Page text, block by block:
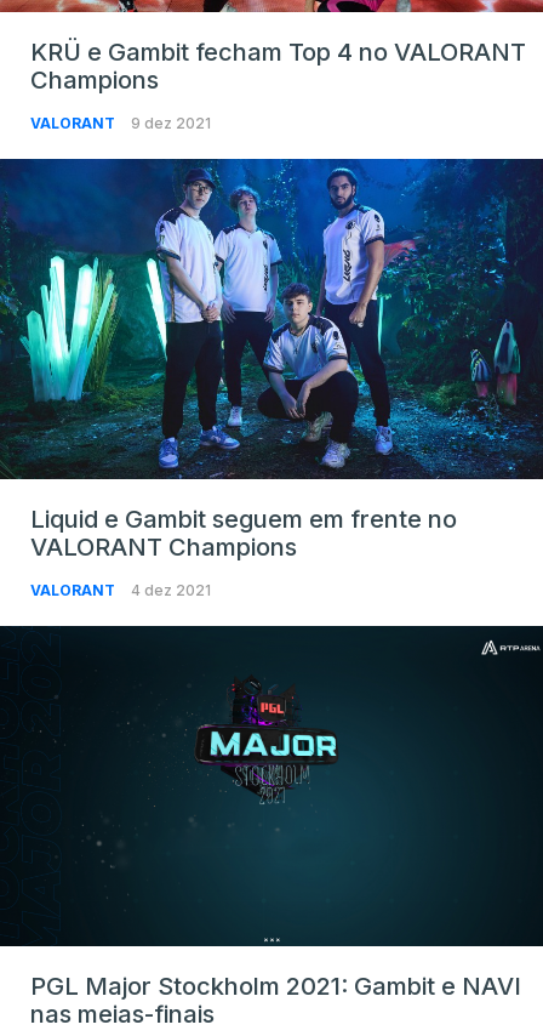
KRÜ e Gambit fecham Top 4 no VALORANT
Champions
VALORANT 9 dez 2021
Liquid e Gambit seguem em frente no
VALORANT Champions
VALORANT 4 dez 2021
PGL Major Stockholm 2021: Gambit e NAVI
nas meias-finais